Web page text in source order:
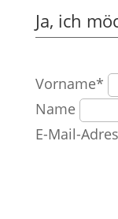
Ja, ich
Vorname*
Name
E-Mail-